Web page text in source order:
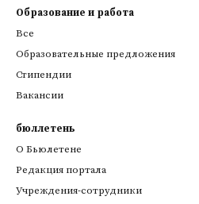
Образование и работа
Все
Образовательные предложения
Стипендии
Вакансии
бюллетень
О Бьюлетене
Редакция портала
Учреждения-сотрудники